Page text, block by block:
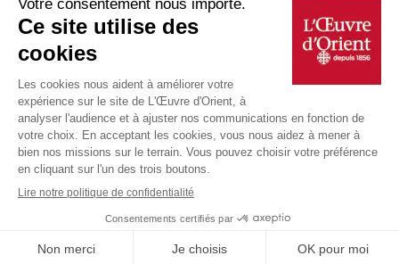
20 rue du Regard 75006 Paris
Mentions Légales
Plan du site
Données personnelles